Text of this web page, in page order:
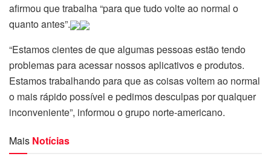
afirmou que trabalha “para que tudo volte ao normal o
quanto antes”.
“Estamos cientes de que algumas pessoas estão tendo
problemas para acessar nossos aplicativos e produtos.
Estamos trabalhando para que as coisas voltem ao normal
o mais rápido possível e pedimos desculpas por qualquer
inconveniente”, informou o grupo norte-americano.
Mais Notícias